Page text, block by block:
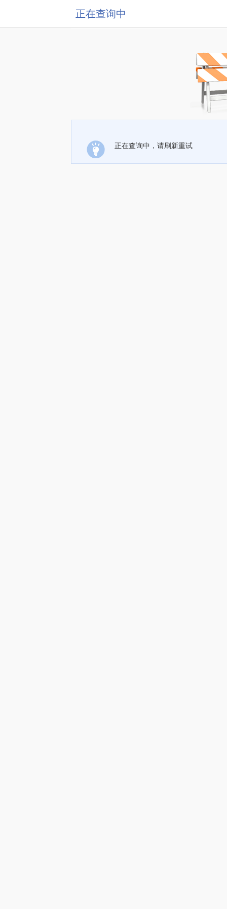
正在查询中
正在查询中，请刷新重试